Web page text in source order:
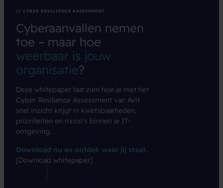
// CYBER RESILIENCE ASSESSMENT
Cyberaanvallen nemen
toe – maar hoe
weerbaar is jouw
organisatie?
Deze whitepaper laat zien hoe je met het
Cyber Resilience Assessment van Avit
snel inzicht krijgt in kwetsbaarheden,
prioriteiten en risico’s binnen je IT-
omgeving.
Download nu en ontdek waar jij staat.
[Download whitepaper]